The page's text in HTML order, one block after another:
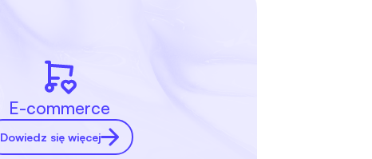
E-commerce
Dowiedz się więcej